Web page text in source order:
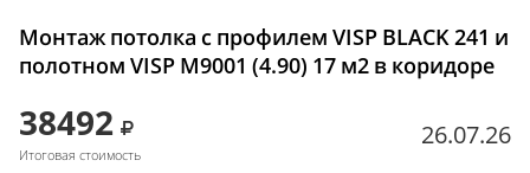
Монтаж потолка с профилем VISP BLACK 241 и
полотном VISP M9001 (4.90) 17 м2 в коридоре
38492
Итоговая стоимость
26.07.26